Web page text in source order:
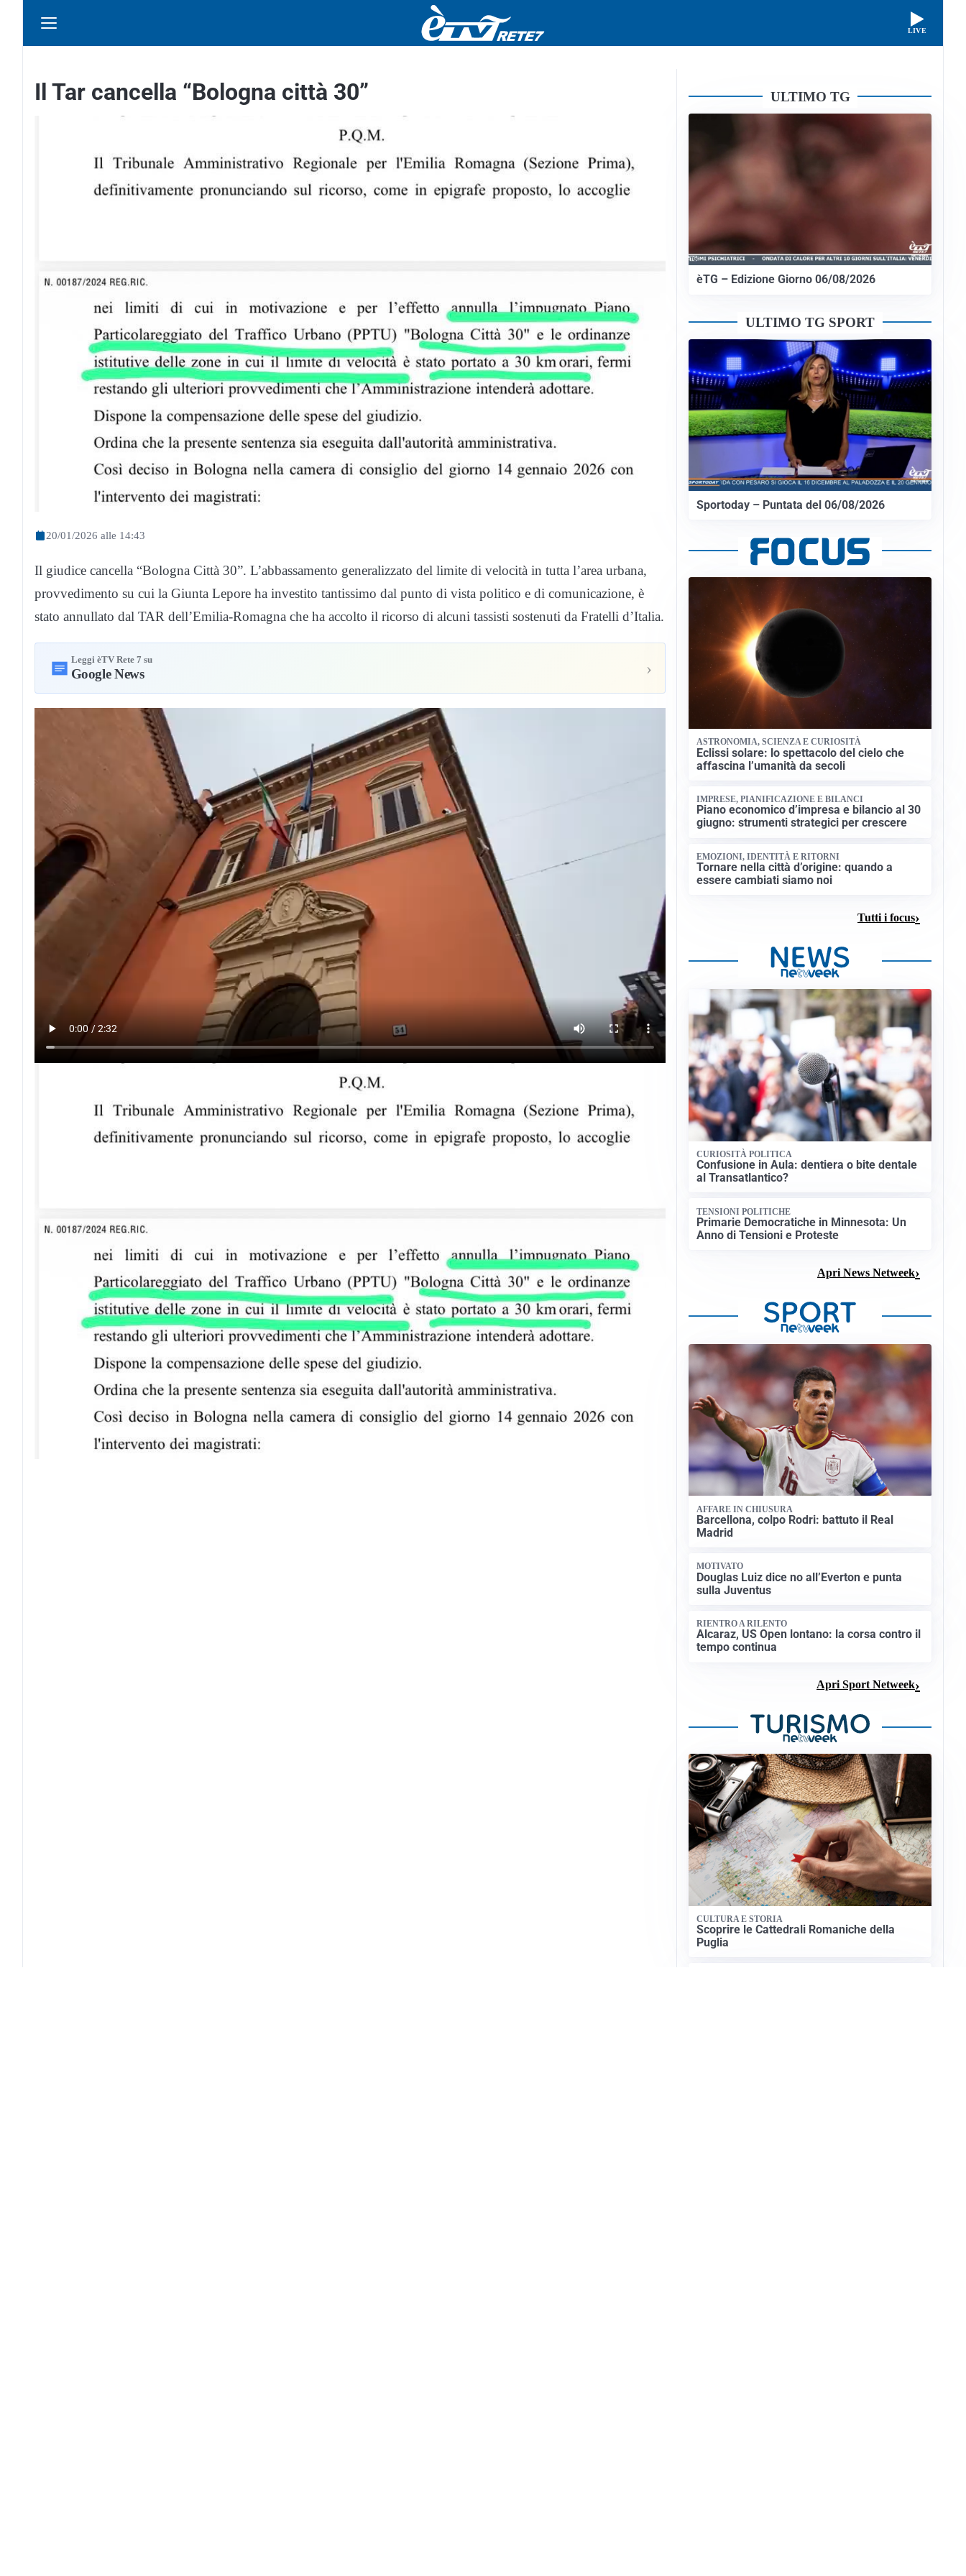
LIVE
Il Tar cancella “Bologna città 30”
20/01/2026 alle 14:43
Il giudice cancella “Bologna Città 30”. L’abbassamento generalizzato del limite di velocità in tutta l’area urbana,
provvedimento su cui la Giunta Lepore ha investito tantissimo dal punto di vista politico e di comunicazione, è
stato annullato dal TAR dell’Emilia-Romagna che ha accolto il ricorso di alcuni tassisti sostenuti da Fratelli d’Italia.
Leggi èTV Rete 7 su
Google News ›
ULTIMO TG
èTG – Edizione Giorno 06/08/2026
ULTIMO TG SPORT
Sportoday – Puntata del 06/08/2026
ASTRONOMIA, SCIENZA E CURIOSITÀ
Eclissi solare: lo spettacolo del cielo che
affascina l’umanità da secoli
IMPRESE, PIANIFICAZIONE E BILANCI
Piano economico d’impresa e bilancio al 30
giugno: strumenti strategici per crescere
EMOZIONI, IDENTITÀ E RITORNI
Tornare nella città d’origine: quando a
essere cambiati siamo noi
Tutti i focus
CURIOSITÀ POLITICA
Confusione in Aula: dentiera o bite dentale
al Transatlantico?
TENSIONI POLITICHE
Primarie Democratiche in Minnesota: Un
Anno di Tensioni e Proteste
Apri News Netweek
AFFARE IN CHIUSURA
Barcellona, colpo Rodri: battuto il Real
Madrid
MOTIVATO
Douglas Luiz dice no all’Everton e punta
sulla Juventus
RIENTRO A RILENTO
Alcaraz, US Open lontano: la corsa contro il
tempo continua
Apri Sport Netweek
CULTURA E STORIA
Scoprire le Cattedrali Romaniche della
Puglia